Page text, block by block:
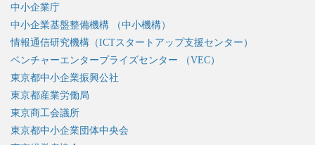
中小企業庁
中小企業基盤整備機構 （中小機構）
情報通信研究機構（ICTスタートアップ支援センター）
ベンチャーエンタープライズセンター （VEC）
東京都中小企業振興公社
東京都産業労働局
東京商工会議所
東京都中小企業団体中央会